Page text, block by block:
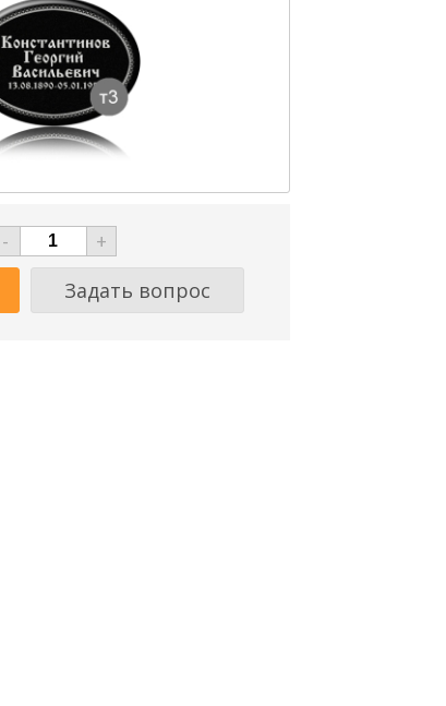
-
+
Задать вопрос